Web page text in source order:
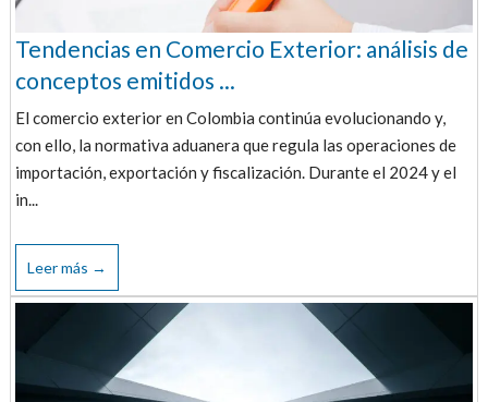
Tendencias en Comercio Exterior: análisis de
conceptos emitidos ...
El comercio exterior en Colombia continúa evolucionando y,
con ello, la normativa aduanera que regula las operaciones de
importación, exportación y fiscalización. Durante el 2024 y el
in...
Leer más →